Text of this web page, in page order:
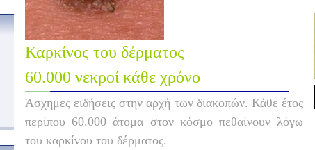
Καρκίνος του δέρματος
60.000 νεκροί κάθε χρόνο
Άσχημες ειδήσεις στην αρχή των διακοπών. Κάθε έτος
περίπου 60.000 άτομα στον κόσμο πεθαίνουν λόγω
του καρκίνου του δέρματος.